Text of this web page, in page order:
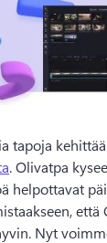
tapoja kehittää
. Olivatpa
helpottavat
Nyt